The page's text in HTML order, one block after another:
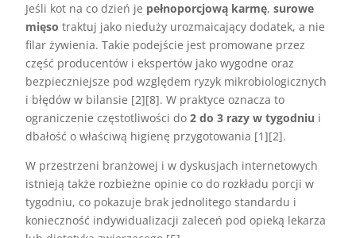
Jeśli kot na co dzień je pełnoporcjową karmę,surowe
mięso traktuj jako nieduży urozmaicający dodatek, a nie
filar żywienia. Takie podejście jest promowane przez
część producentów i ekspertów jako wygodne oraz
bezpieczniejsze pod względem ryzyk mikrobiologicznych
i błędów w bilansie [2][8]. W praktyce oznacza to
ograniczenie częstotliwości do2 do 3 razy w tygodniu i
dbałość o właściwą higienę przygotowania [1][2].
W przestrzeni branżowej i w dyskusjach internetowych
istnieją także rozbieżne opinie co do rozkładu porcji w
tygodniu, co pokazuje brak jednolitego standardu i
konieczność indywidualizacji zaleceń pod opieką lekarza